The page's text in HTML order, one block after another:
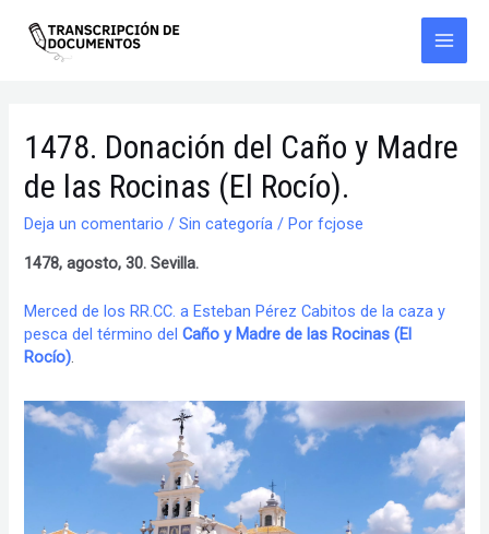
contenido
Main
1478. Donación del Caño y Madre
de las Rocinas (El Rocío).
Deja un comentario /Sin categoría / Porfcjose
1478, agosto, 30. Sevilla.
Merced de los RR.CC. a Esteban Pérez Cabitos de la caza y
pesca del término del Caño y Madre de las Rocinas (El
Rocío).